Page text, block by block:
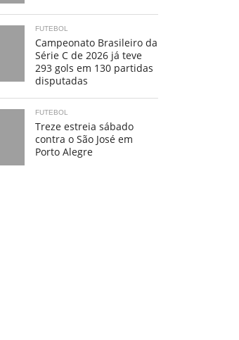
FUTEBOL
Campeonato Brasileiro da
Série C de 2026 já teve
293 gols em 130 partidas
disputadas
FUTEBOL
Treze estreia sábado
contra o São José em
Porto Alegre